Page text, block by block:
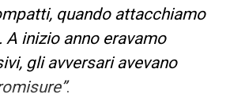
quando attacchiamo
inizio anno eravamo
gli avversari avevano
.